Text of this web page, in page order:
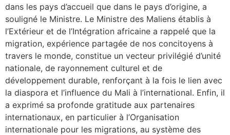
dans les pays d’accueil que dans le pays d’origine, a
souligné le Ministre. Le Ministre des Maliens établis à
l’Extérieur et de l’Intégration africaine a rappelé que la
migration, expérience partagée de nos concitoyens à
travers le monde, constitue un vecteur privilégié d’unité
nationale, de rayonnement culturel et de
développement durable, renforçant à la fois le lien avec
la diaspora et l’influence du Mali à l’international. Enfin, il
a exprimé sa profonde gratitude aux partenaires
internationaux, en particulier à l’Organisation
internationale pour les migrations, au système des